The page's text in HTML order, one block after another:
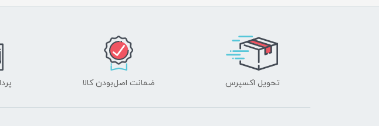
تحویل اکسپرس ضمانت اصل‌بودن کالا